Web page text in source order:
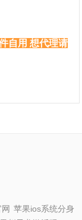
自用 想代理请
苹果ios系统分身